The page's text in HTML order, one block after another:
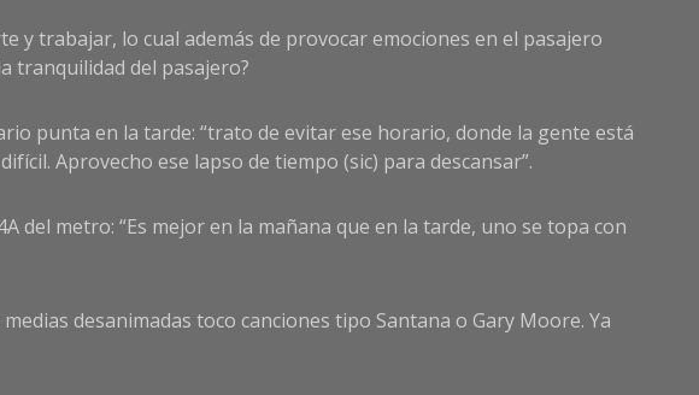
y trabajar, lo cual además de provocar emociones en el pasajero
tranquilidad del pasajero?
punta en la tarde: “trato de evitar ese horario, donde la gente está
Aprovecho ese lapso de tiempo (sic) para descansar”.
del metro: “Es mejor en la mañana que en la tarde, uno se topa con
desanimadas toco canciones tipo Santana o Gary Moore. Ya